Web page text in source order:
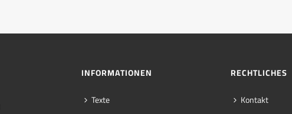
INFORMATIONEN
Texte
RECHTLICHES
Kontakt